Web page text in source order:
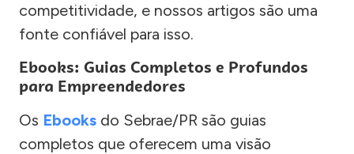
competitividade, e nossos artigos são uma
fonte confiável para isso.
Ebooks: Guias Completos e Profundos
para Empreendedores
Os Ebooks do Sebrae/PR são guias
completos que oferecem uma visão